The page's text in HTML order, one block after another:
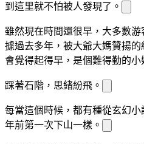
到這里就不怕被人發現了。
雖然現在時間還很早，大多數
據過去多年，被大爺大媽贊揚
會覺得起得早，是個難得勤的小
踩著石階， 思緒紛飛。
每當這個時候， 都有種從玄幻小
年前第一次下山一樣。